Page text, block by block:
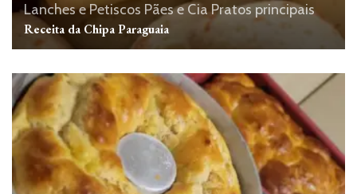
Lanches e Petiscos Pães e Cia Pratos principais
Receita da Chipa Paraguaia